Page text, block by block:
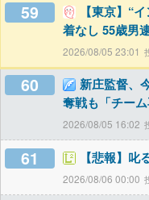
59
【東京】“
着なし 55歳男
2026/08/05 23:01
60
新庄監督、
奪戦も「チー
2026/08/05 16:02
61 【悲報】
2026/08/06 00:00